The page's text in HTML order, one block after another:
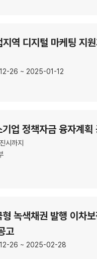
역 디지털 마케팅 지
26 ~ 2025-01-12
업 정책자금 융자계획
시까지
녹색채권 발행 이차보
고
12-26 ~ 2025-02-28